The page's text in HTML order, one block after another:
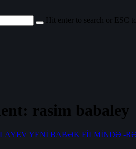
Hit enter to search or ESC
rasim babaley
YENİ BABƏK FİLMİNDƏ -